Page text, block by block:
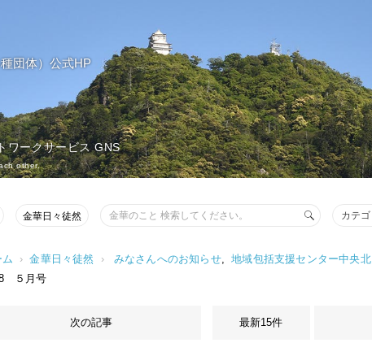
団体）公式HP
ワークサービス GNS
other.
金華日々徒然
ム › 金華日々徒然 › みなさんへのお知らせ,地域包括支援センター中央北
５月号
次の記事 最新15件